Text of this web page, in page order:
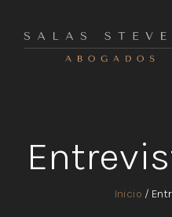
contenido
Inicio /